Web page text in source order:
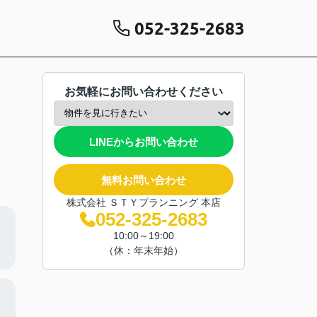
052-325-2683
お気軽にお問い合わせください
LINEからお問い合わせ
無料お問い合わせ
株式会社 ＳＴＹプランニング 本店
052-325-2683
10:00～19:00
（休：年末年始）